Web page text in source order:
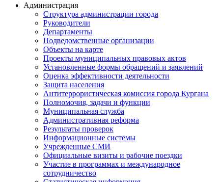
Администрация
Структура администрации города
Руководители
Департаменты
Подведомственные организации
Объекты на карте
Проекты муниципальных правовых актов
Установленные формы обращений и заявлений
Оценка эффективности деятельности
Защита населения
Антитеррористическая комиссия города Кургана
Полномочия, задачи и функции
Муниципальная служба
Административная реформа
Результаты проверок
Информационные системы
Учрежденные СМИ
Официальные визиты и рабочие поездки
Участие в программах и международное
сотрудничество